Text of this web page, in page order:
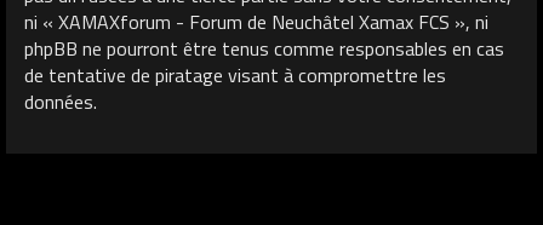
ni « XAMAXforum - Forum de Neuchâtel Xamax FCS », ni
phpBB ne pourront être tenus comme responsables en cas
de tentative de piratage visant à compromettre les
données.